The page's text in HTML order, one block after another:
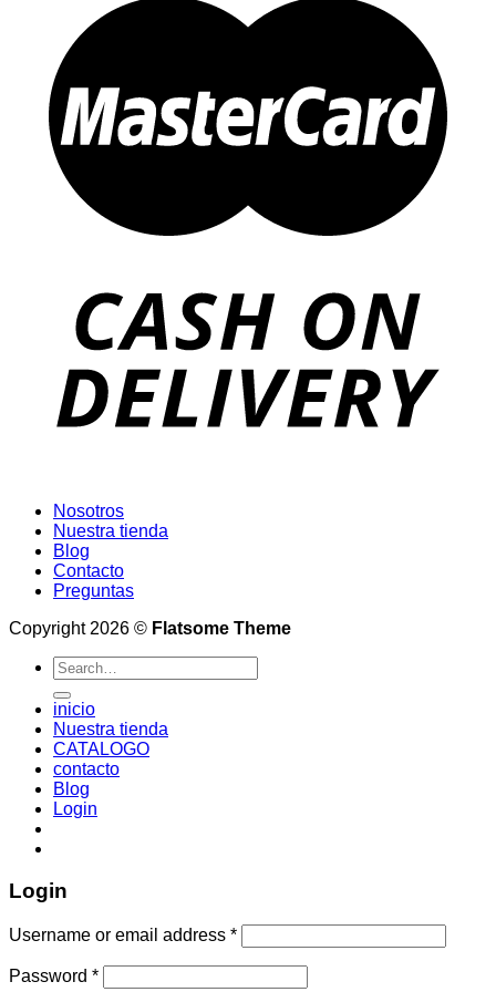
Nosotros
Nuestra tienda
Blog
Contacto
Preguntas
Copyright 2026 © Flatsome Theme
Search
for:
inicio
Nuestra tienda
CATALOGO
contacto
Blog
Login
Login
Username or email address *
Password *